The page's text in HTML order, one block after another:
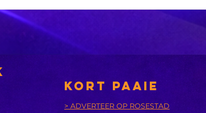
'n Suid-
dokter maak
mediese
geskiedenis
KORT PAAIE
> ADVERTEER OP ROSESTAD